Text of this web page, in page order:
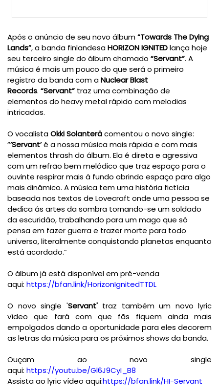
Após o anúncio de seu novo álbum“Towards The Dying
Lands”, a banda finlandesaHORIZON IGNITEDlança hoje
seu terceiro single do álbum chamado “Servant”. A
música é mais um pouco do que será o primeiro
registro da banda com aNuclear Blast
Records. “Servant” traz uma combinação de
elementos do heavy metal rápido com melodias
intricadas.
O vocalistaOkki Solanteräcomentou o novo single:
“’Servant’é a nossa música mais rápida e com mais
elementos thrash do álbum. Ela é direta e agressiva
com um refrão bem melódico que traz espaço para o
ouvinte respirar mais á fundo abrindo espaço para algo
mais dinâmico. A música tem uma história fictícia
baseada nos textos de Lovecraft onde uma pessoa se
dedica ás artes da sombra tornando-se um soldado
da escuridão, trabalhando para um mago que só
pensa em fazer guerra e trazer morte para todo
universo, literalmente conquistando planetas enquanto
está acordado.”
O álbum já está disponível em pré-venda
aqui: https://bfan.link/HorizonIgnitedTTDL
O novo single 'Servant'traz também um novo lyric
vídeo que fará com que fãs fiquem ainda mais
empolgados dando a oportunidade para eles decorem
as letras da música para os próximos shows da banda.
Ouçam ao novo single
aqui: https://youtu.be/Gl6J9CyI_B8
Assista ao lyric vídeo aqui:https://bfan.link/HI-Servant